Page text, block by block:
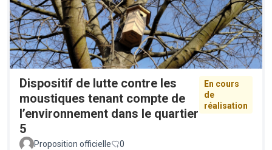
Dispositif de lutte contre les
moustiques tenant compte de
l’environnement dans le quartier
5
En cours
de
réalisation
Proposition officielle 0